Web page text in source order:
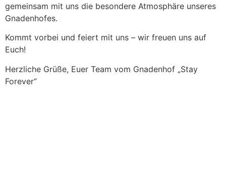
gemeinsam mit uns die besondere Atmosphäre unseres
Gnadenhofes.
Kommt vorbei und feiert mit uns – wir freuen uns auf
Euch!
Herzliche Grüße, Euer Team vom Gnadenhof „Stay
Forever“